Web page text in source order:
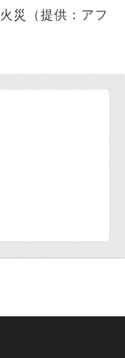
災（提供：アフ